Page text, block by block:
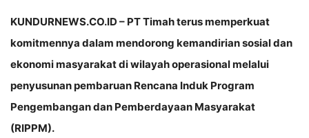
KUNDURNEWS.CO.ID – PT Timah terus memperkuat
komitmennya dalam mendorong kemandirian sosial dan
ekonomi masyarakat di wilayah operasional melalui
penyusunan pembaruan Rencana Induk Program
Pengembangan dan Pemberdayaan Masyarakat
(RIPPM).